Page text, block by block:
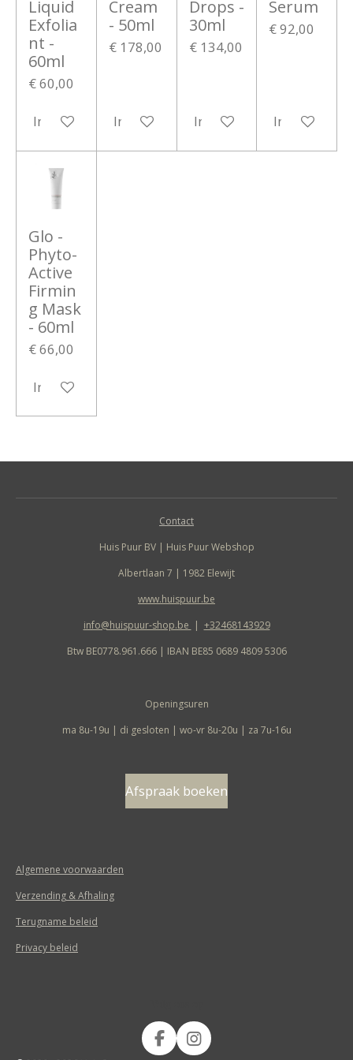
Liquid
Exfolia
nt -
60ml
€ 60,00
In winkelwagen
Cream
- 50ml
€ 178,00
In winkelwagen
Drops -
30ml
€ 134,00
In winkelwagen
Serum
€ 92,00
In
Glo -
Phyto-
Active
Firmin
g Mask
- 60ml
€ 66,00
In winkelwagen
Contact
Huis Puur BV | Huis Puur Webshop
Albertlaan 7 | 1982 Elewijt
www.huispuur.be
info@huispuur-shop.be | +32468143929
Btw BE0778.961.666 | IBAN BE85 0689 4809 5306
Openingsuren
ma 8u-19u | di gesloten | wo-vr 8u-20u | za 7u-16u
Afspraak boeken
Algemene voorwaarden
Verzending & Afhaling
Terugname beleid
Privacy beleid
F
I